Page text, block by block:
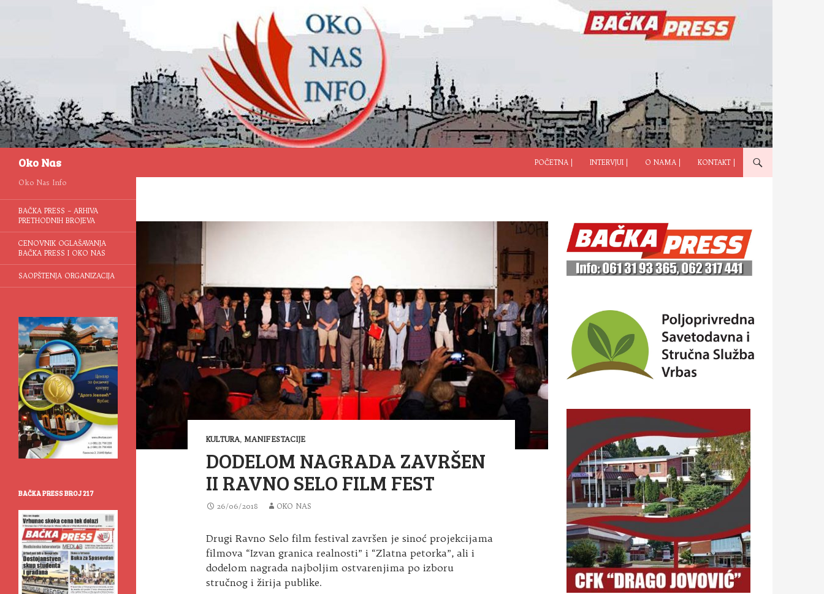
Oko Nas
POČETNA |
INTERVJUI | O NAMA | KONTAKT |
KULTURA, MANIFESTACIJE
DODELOM NAGRADA ZAVRŠEN
II RAVNO SELO FILM FEST
26/06/2018 OKO NAS
Drugi Ravno Selo film festival završen je sinoć projekcijama
filmova “Izvan granica realnosti” i “Zlatna petorka”, ali i
dodelom nagrada najboljim ostvarenjima po izboru
stručnog i žirija publike.
Oko Nas Info
BAČKA PRESS – ARHIVA
PRETHODNIH BROJEVA
CENOVNIK OGLAŠAVANJA
BAČKA PRESS I OKO NAS
SAOPŠTENJA ORGANIZACIJA
BAČKA PRESS BROJ 217